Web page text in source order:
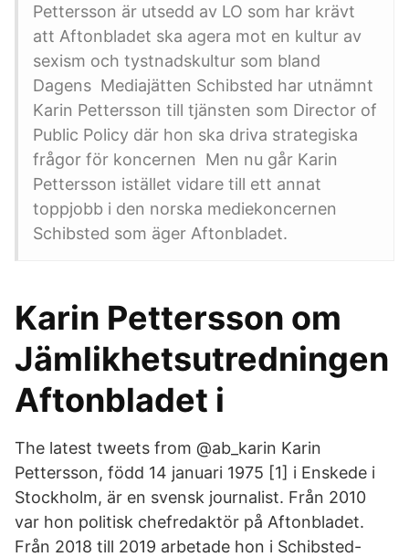
Pettersson är utsedd av LO som har krävt
att Aftonbladet ska agera mot en kultur av
sexism och tystnadskultur som bland
Dagens Mediajätten Schibsted har utnämnt
Karin Pettersson till tjänsten som Director of
Public Policy där hon ska driva strategiska
frågor för koncernen Men nu går Karin
Pettersson istället vidare till ett annat
toppjobb i den norska mediekoncernen
Schibsted som äger Aftonbladet.
Karin Pettersson om
Jämlikhetsutredningen
Aftonbladet i
The latest tweets from @ab_karin Karin
Pettersson, född 14 januari 1975 [1] i Enskede i
Stockholm, är en svensk journalist. Från 2010
var hon politisk chefredaktör på Aftonbladet.
Från 2018 till 2019 arbetade hon i Schibsted-